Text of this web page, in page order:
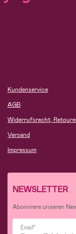
Kundenservice
AGB
Widerrufsrecht,
Versand
Impressum
NEWSLETTER
Abonniere unseren
Email*